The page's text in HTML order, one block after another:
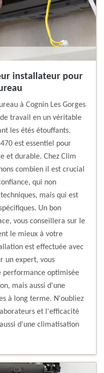
installateur pour
à Cognin Les Gorges
travail en un véritable
les étés étouffants.
est essentiel pour
et durable. Chez Clim
combien il est crucial
qui non
mais qui est
Un bon
vous conseillera sur le
le mieux à votre
est effectuée avec
un expert, vous
performance optimisée
mais aussi d'une
à long terme. N'oubliez
et l'efficacité
d'une climatisation